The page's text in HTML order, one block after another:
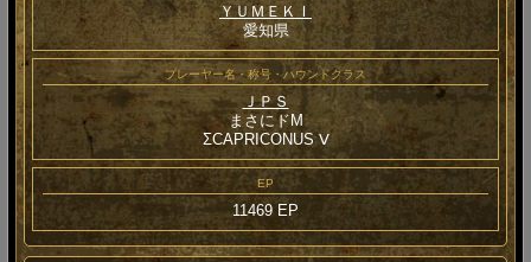
ＹＵＭＥＫＩ
愛知県
プレーヤー名・称号・ハウンドクラス
ＪＰＳ
まさにドM
ΣCAPRICONUS Ⅴ
EP
11469 EP